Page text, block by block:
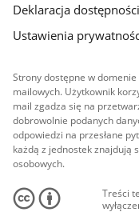
Deklaracja
Ustawienia
Strony dostępne w
mailowych. Użytkownik
mail zgadza się na
dobrowolnie podanych
odpowiedzi na przesłane
każdą z jednostek znajdują
osobowych.
Treści